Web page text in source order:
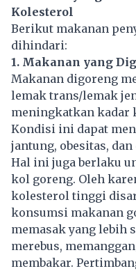
Kolesterol
Berikut makanan
dihindari:
1. Makanan yang
Makanan digoreng
lemak trans/lemak
meningkatkan kadar
Kondisi ini dapat
jantung, obesitas, dan
Hal ini juga berlaku
kol goreng. Oleh
kolesterol tinggi
konsumsi makanan
memasak yang lebih
merebus,
membakar.